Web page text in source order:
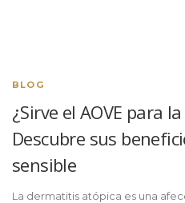
BLOG
¿Sirve el AOVE para
Descubre sus
sensible
La dermatitis atópica es una